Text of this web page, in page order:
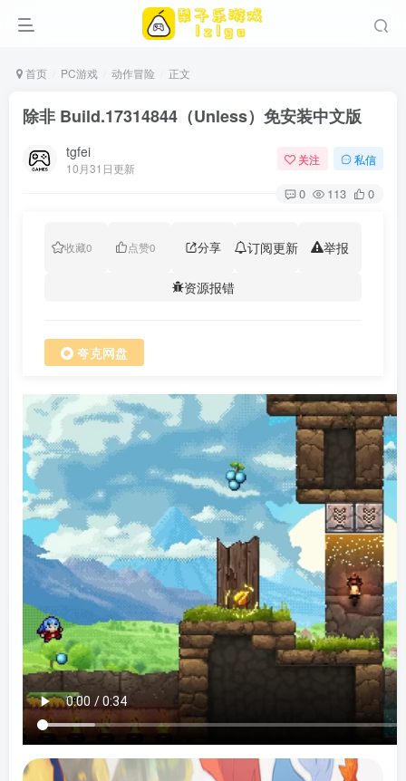
首页 PC游戏 动作冒险 正文
除非 Build.17314844（Unless）免安装中文版
tgfei
10月31日更新
关注 私信
0 113 0
收藏0 点赞0 分享 订阅更新 举报
资源报错
夸克网盘